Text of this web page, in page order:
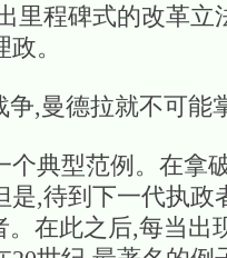
里程碑式的改革
。
争,曼德拉就不可能
个典型范例。在拿
是,待到下一代执
。在此之后,每当